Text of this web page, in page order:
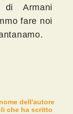
Armani
fare noi
dell'autore
che ha scritto